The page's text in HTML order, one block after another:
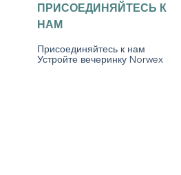
ПРИСОЕДИНЯЙТЕСЬ К
НАМ
Присоединяйтесь к нам
Устройте вечеринку Norwex